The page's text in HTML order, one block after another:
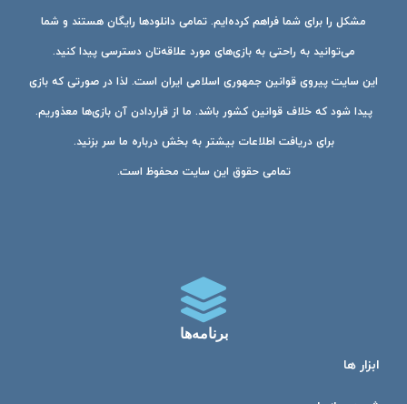
مشکل را برای شما فراهم کرده‌ایم. تمامی دانلودها رایگان هستند و شما
می‌توانید به راحتی به بازی‌های مورد علاقه‌تان دسترسی پیدا کنید.
این سایت پیروی قوانین جمهوری اسلامی ایران است. لذا در صورتی که بازی
پیدا شود که خلاف قوانین کشور باشد. ما از قراردادن آن بازی‌ها معذوریم.
برای دریافت اطلاعات بیشتر به بخش درباره ما سر بزنید.
تمامی حقوق این سایت محفوظ است.
برنامه‌ها
ابزار ها